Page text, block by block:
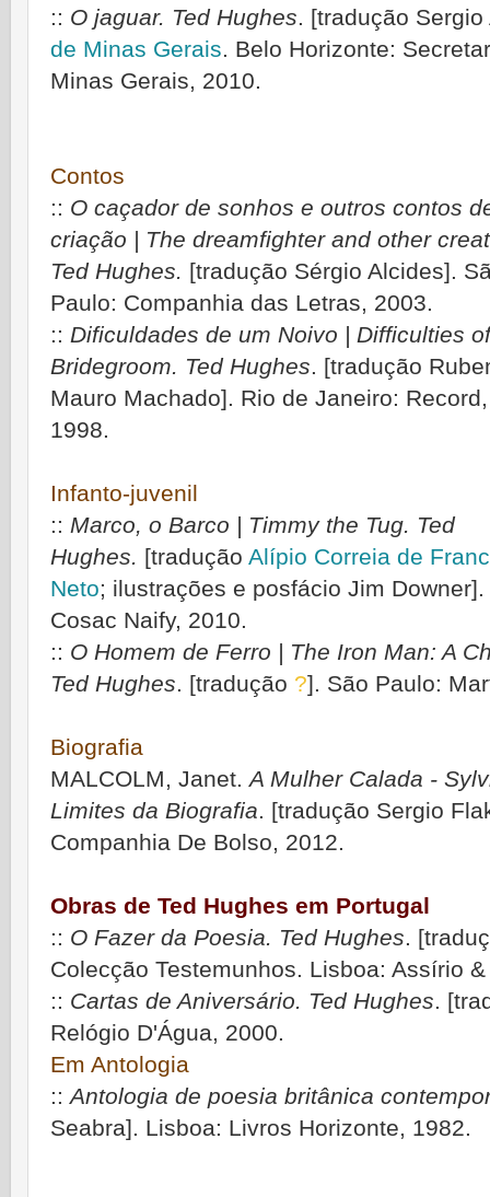
:: O jaguar. Ted Hughes. [tradução
de Minas Gerais. Belo Horizonte:
Minas Gerais, 2010.
Contos
:: O caçador de sonhos e outros contos
criação | The dreamfighter and other
Ted Hughes. [tradução Sérgio Alcides].
Paulo: Companhia das Letras, 2003.
:: Dificuldades de um Noivo | Difficulties
Bridegroom. Ted Hughes. [tradução
Mauro Machado]. Rio de Janeiro: Record,
1998.
Infanto-juvenil
:: Marco, o Barco | Timmy the Tug. Ted
Hughes. [tradução Alípio Correia de
Neto; ilustrações e posfácio Jim
Cosac Naify, 2010.
:: O Homem de Ferro | The Iron Man: A
Ted Hughes. [tradução ?]. São Paulo:
Biografia
MALCOLM, Janet.A Mulher Calada -
Limites da Biografia. [tradução Sergio
Companhia De Bolso, 2012.
Obras de Ted Hughes em Portugal
:: O Fazer da Poesia. Ted Hughes.
Colecção Testemunhos. Lisboa: Assírio
:: Cartas de Aniversário. Ted Hughes.
Relógio D'Água, 2000.
Em Antologia
::Antologia de poesia britânica
Seabra]. Lisboa: Livros Horizonte, 1982.